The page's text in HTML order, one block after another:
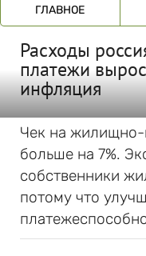
ГЛАВНОЕ
Расходы
платежи
инфляция
Чек на жилищно-
больше на 7%.
собственники
потому что